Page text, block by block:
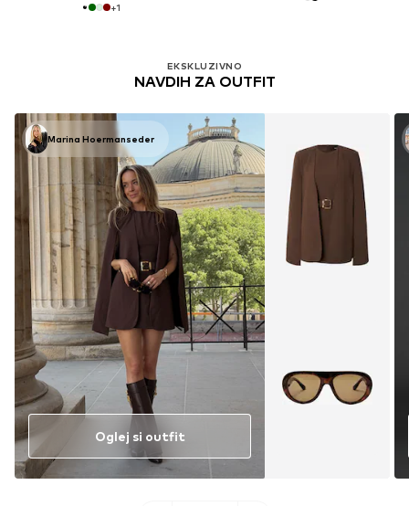
+1
EKSKLUZIVNO
NAVDIH ZA OUTFIT
Marina Hoermanseder
Oglej si outfit